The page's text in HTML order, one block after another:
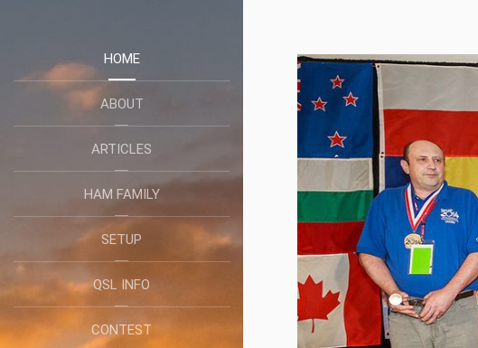
HOME
ABOUT
ARTICLES
HAM FAMILY
SETUP
QSL INFO
CONTEST